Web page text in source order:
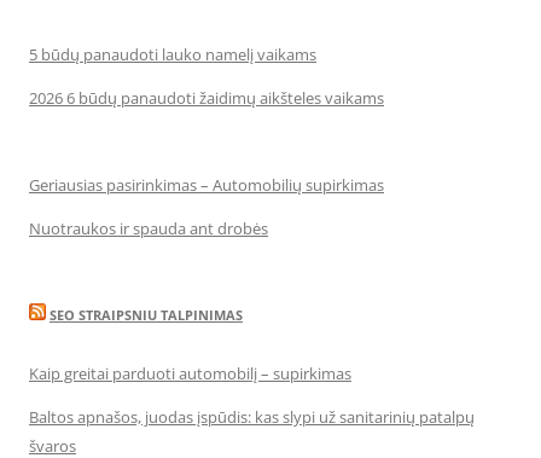
5 būdų panaudoti lauko namelį vaikams
2026 6 būdų panaudoti žaidimų aikšteles vaikams
Geriausias pasirinkimas – Automobilių supirkimas
Nuotraukos ir spauda ant drobės
SEO STRAIPSNIU TALPINIMAS
Kaip greitai parduoti automobilį – supirkimas
Baltos apnašos, juodas įspūdis: kas slypi už sanitarinių patalpų
švaros